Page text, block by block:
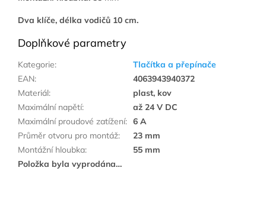
Dva klíče, délka vodičů 10 cm.
Doplňkové parametry
Kategorie:
Tlačítka a přepínače
EAN:
4063943940372
Materiál:
plast, kov
Maximální napětí:
až 24 V DC
Maximální proudové zatížení: 6 A
Průměr otvoru pro montáž:
23 mm
Montážní hloubka:
55 mm
Položka byla vyprodána…